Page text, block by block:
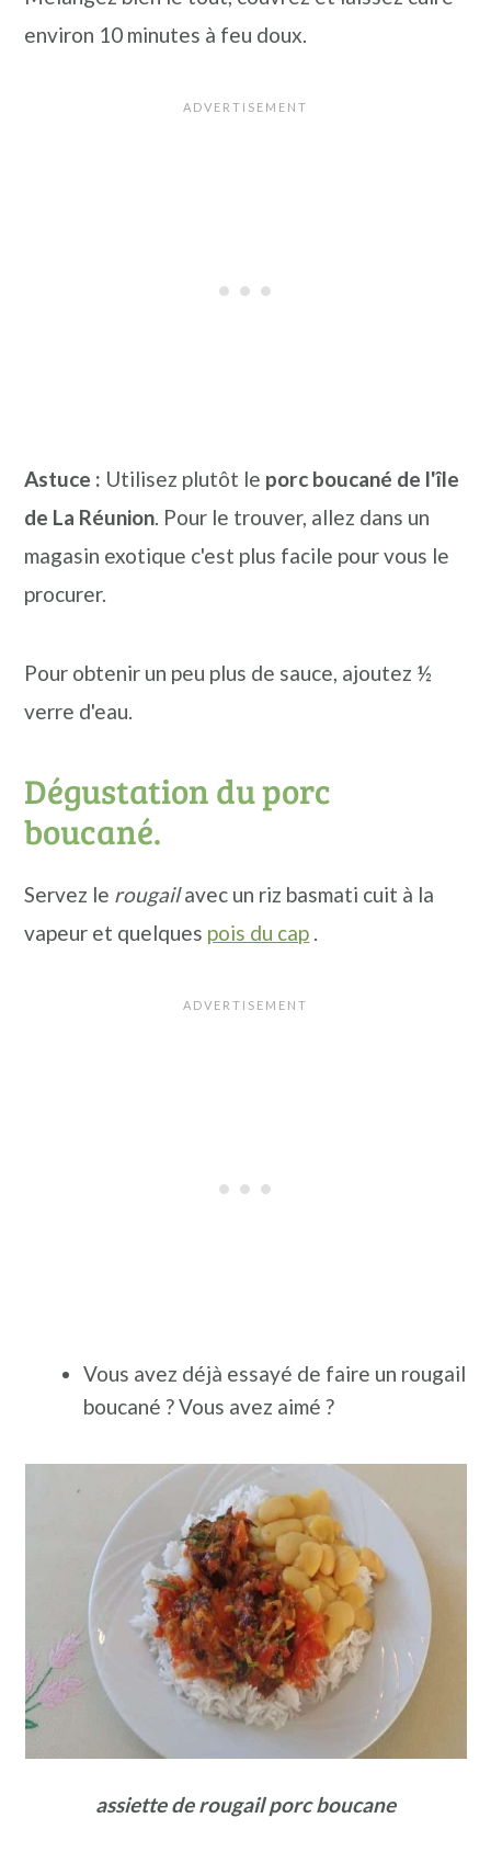
environ 10 minutes à feu doux.
Astuce : Utilisez plutôt le porc boucané de l'île
de La Réunion. Pour le trouver, allez dans un
magasin exotique c'est plus facile pour vous le
procurer.
Pour obtenir un peu plus de sauce, ajoutez ½
verre d'eau.
Dégustation du porc
boucané.
Servez le rougailavec un riz basmati cuit à la
vapeur et quelques pois du cap .
Vous avez déjà essayé de faire un rougail
boucané ? Vous avez aimé ?
assiette de rougail porc boucane